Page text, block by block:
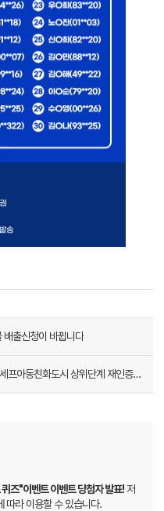
배출신청이 바뀝니다
서울시 자치구 최초 “유니세프아동친화도시 상위단계 재인증” 획득
즈"이벤트 이벤트 당첨자 발표!저
따라 이용할 수 있습니다.